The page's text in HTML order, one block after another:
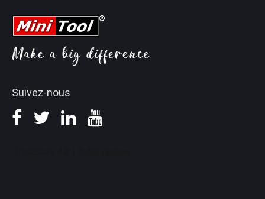
Suivez-nous
Conseils pour YouTube
Conseils pour convertir des vidéos
Aide